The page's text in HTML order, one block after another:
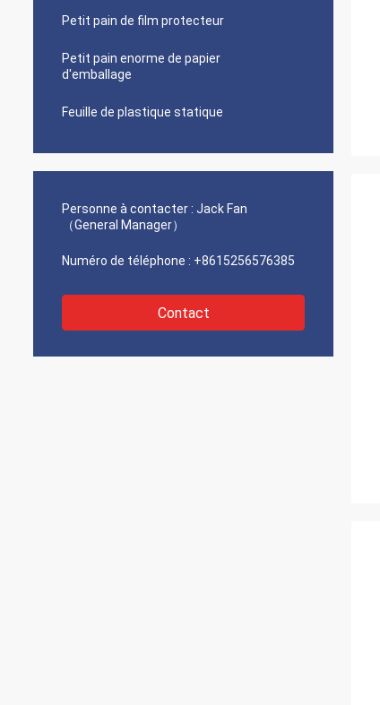
Petit pain de film protecteur
Petit pain enorme de papier
d'emballage
Feuille de plastique statique
Personne à contacter : Jack Fan
（General Manager）
Numéro de téléphone : +8615256576385
Contact